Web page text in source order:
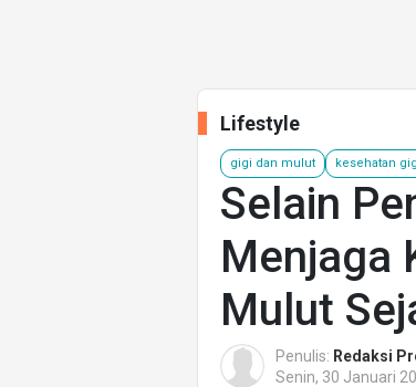
Lifestyle
gigi dan mulut kesehatan
Selain
Menjaga
Mulut
Penulis: Redaksi
Senin, 30 Januari